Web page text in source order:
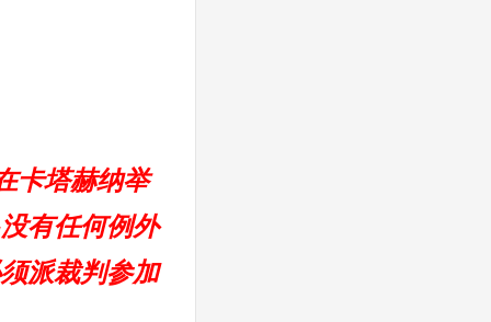
卡塔赫纳举
有任何例外
派裁判参加